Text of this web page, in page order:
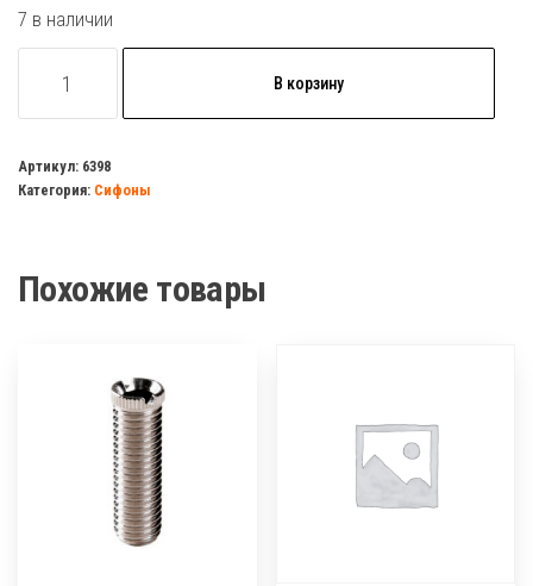
7 в наличии
товара
1
1/2"
с
В корзину
Артикул: 6398
Категория: Сифоны
Похожие товары